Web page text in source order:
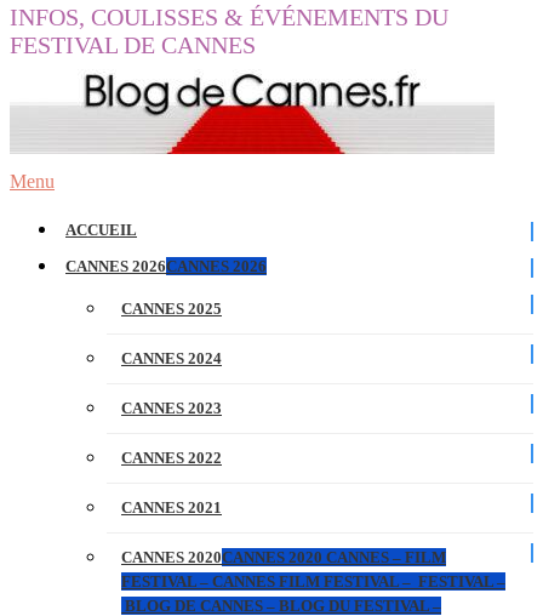
INFOS, COULISSES & ÉVÉNEMENTS DU
FESTIVAL DE CANNES
Menu
ACCUEIL
CANNES 2026CANNES 2026
CANNES 2025
CANNES 2024
CANNES 2023
CANNES 2022
CANNES 2021
CANNES 2020CANNES 2020 CANNES – FILM
FESTIVAL – CANNES FILM FESTIVAL – FESTIVAL –
BLOG DE CANNES – BLOG DU FESTIVAL –